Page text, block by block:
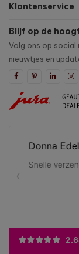
Klantenservice
Blijf op de
Volg ons op social
nieuwtjes en